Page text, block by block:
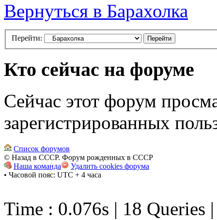
Вернуться в Барахолка
Перейти:
Кто сейчас на форуме
Сейчас этот форум
зарегистрированных
Список форумов
© Назад в СССР. Форум рожденных в СССР
Наша команда
Удалить cookies форума
• Часовой пояс: UTC + 4 часа
Time : 0.076s | 18 Queries